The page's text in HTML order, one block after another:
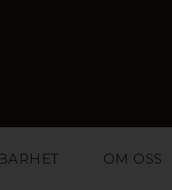
OM OSS